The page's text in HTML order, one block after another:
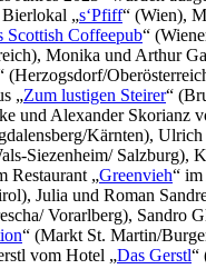
„s‘Pfiff“ (Wien),
Scottish Coffeepub“
Monika und Arthur
(Herzogsdorf/
„Zum lustigen Steirer“
und Alexander Skorianz
Kärnten),
Siezenheim/ Salzburg),
Restaurant „Greenvieh“
Julia und Roman
Vorarlberg), Sandro
“ (Markt St. Martin/
vom Hotel „Das Gerstl“